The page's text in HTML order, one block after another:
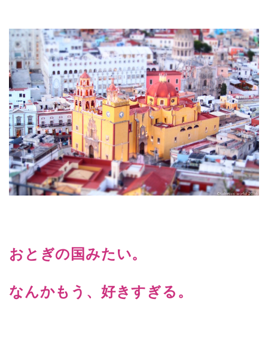
おとぎの国みたい。
なんかもう、好きすぎる。